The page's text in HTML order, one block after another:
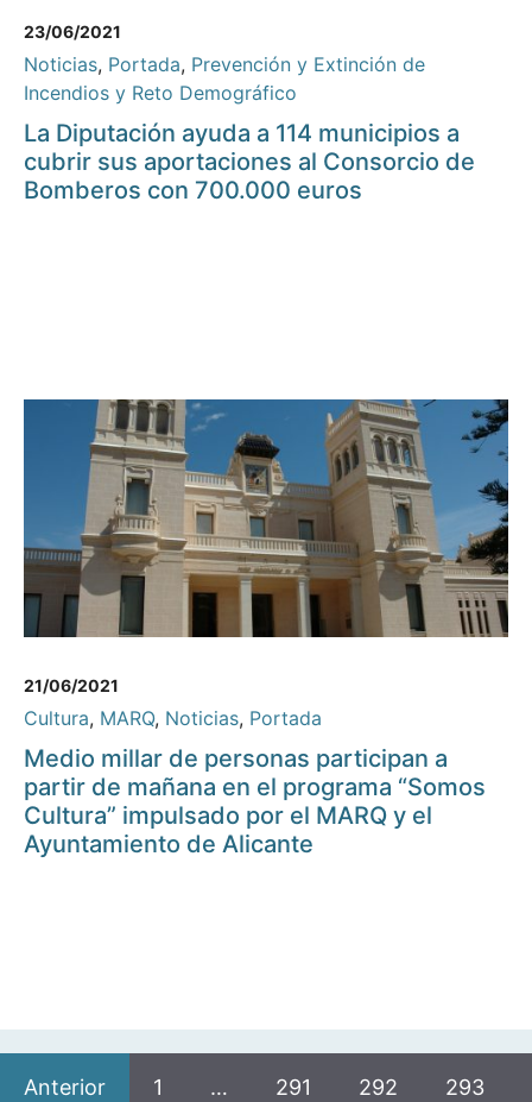
23/06/2021
Noticias, Portada, Prevención y Extinción de
Incendios y Reto Demográfico
La Diputación ayuda a 114 municipios a
cubrir sus aportaciones al Consorcio de
Bomberos con 700.000 euros
21/06/2021
Cultura, MARQ, Noticias, Portada
Medio millar de personas participan a
partir de mañana en el programa “Somos
Cultura” impulsado por el MARQ y el
Ayuntamiento de Alicante
Anterior 1 … 291 292 293